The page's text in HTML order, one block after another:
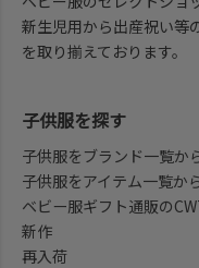
新生児用から出産祝い等
を取り揃えております。
子供服を探す
子供服をブランド一覧か
子供服をアイテム一覧か
ベビー服ギフト通販の
新作
再入荷